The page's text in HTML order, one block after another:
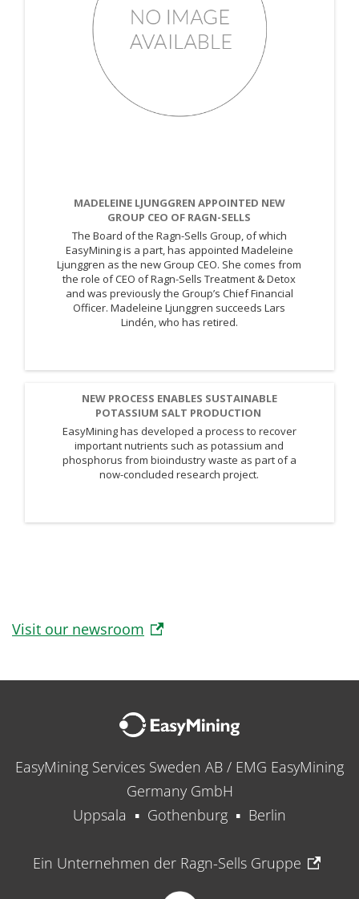
Visit our newsroom
EasyMining Services Sweden AB / EMG EasyMining
Germany GmbH
Uppsala ▪ Gothenburg ▪ Berlin
Ein Unternehmen der Ragn-Sells Gruppe